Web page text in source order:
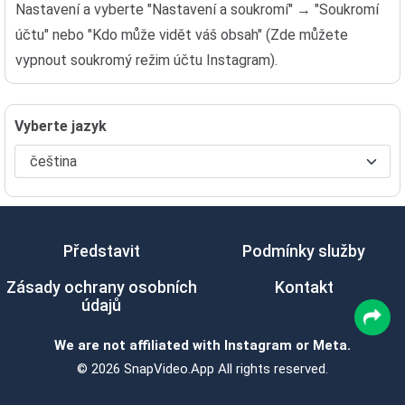
Nastavení a vyberte "Nastavení a soukromí" → "Soukromí
účtu" nebo "Kdo může vidět váš obsah" (Zde můžete
vypnout soukromý režim účtu Instagram).
Vyberte jazyk
Představit
Podmínky služby
Zásady ochrany osobních
údajů
Kontakt
We are not affiliated with Instagram or Meta.
© 2026 SnapVideo.App All rights reserved.